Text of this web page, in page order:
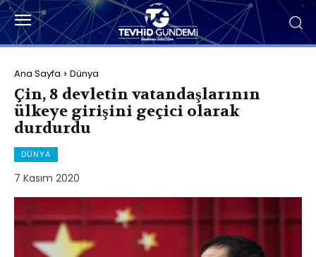
Ana Sayfa Dünya
Çin, 8 devletin vatandaşlarının
ülkeye girişini geçici olarak
durdurdu
DÜNYA
7 Kasım 2020